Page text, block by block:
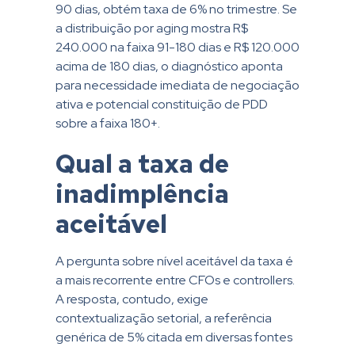
90 dias, obtém taxa de 6% no trimestre. Se
a distribuição por aging mostra R$
240.000 na faixa 91-180 dias e R$ 120.000
acima de 180 dias, o diagnóstico aponta
para necessidade imediata de negociação
ativa e potencial constituição de PDD
sobre a faixa 180+.
Qual a taxa de
inadimplência
aceitável
A pergunta sobre nível aceitável da taxa é
a mais recorrente entre CFOs e controllers.
A resposta, contudo, exige
contextualização setorial, a referência
genérica de 5% citada em diversas fontes